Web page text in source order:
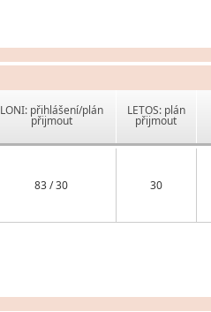
LONI: přihlášení/plán
přijmout
LETOS: plán
přijmout
83 / 30 30